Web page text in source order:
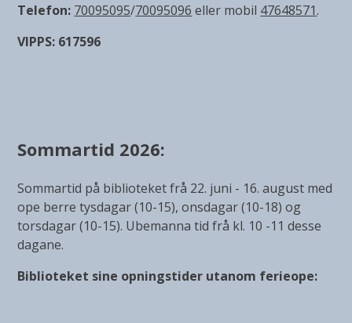
Telefon: 70095095/70095096 eller mobil 47648571.
VIPPS: 617596
Sommartid 2026:
Sommartid på biblioteket frå 22. juni - 16. august med
ope berre tysdagar (10-15), onsdagar (10-18) og
torsdagar (10-15). Ubemanna tid frå kl. 10 -11 desse
dagane.
Biblioteket sine opningstider utanom ferieope: